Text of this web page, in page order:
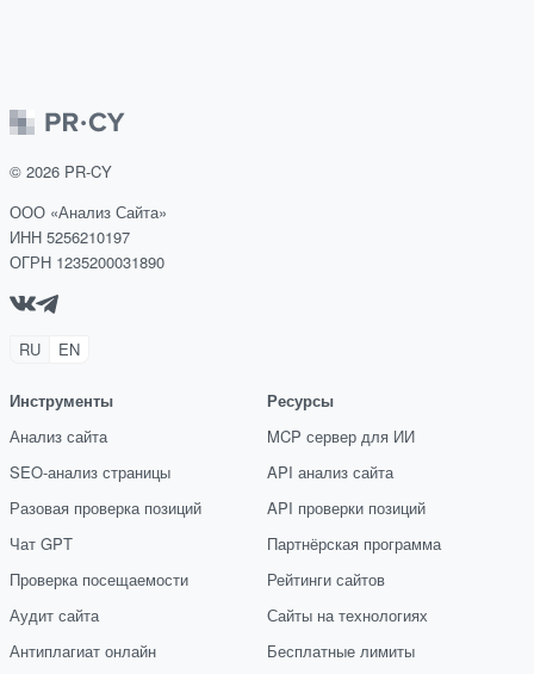
© 2026 PR-CY
ООО «Анализ Сайта»
ИНН 5256210197
ОГРН 1235200031890
RU EN
Инструменты
Анализ сайта
SEO-анализ страницы
Разовая проверка позиций
Чат GPT
Проверка посещаемости
Аудит сайта
Антиплагиат онлайн
Ресурсы
MCP сервер для ИИ
API анализ сайта
API проверки позиций
Партнёрская программа
Рейтинги сайтов
Сайты на технологиях
Бесплатные лимиты